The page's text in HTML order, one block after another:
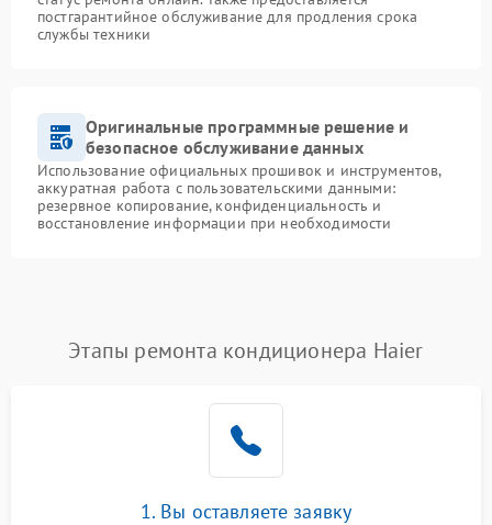
постгарантийное обслуживание для продления срока
службы техники
Оригинальные программные решение и
безопасное обслуживание данных
Использование официальных прошивок и инструментов,
аккуратная работа с пользовательскими данными:
резервное копирование, конфиденциальность и
восстановление информации при необходимости
Этапы ремонта кондиционера Haier
1. Вы оставляете заявку